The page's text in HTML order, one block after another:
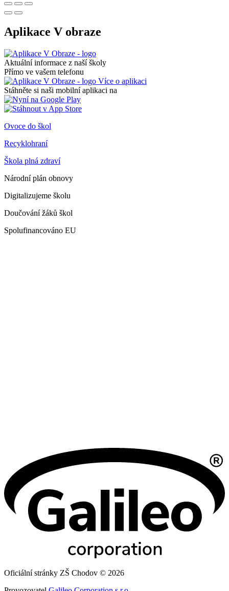
Aplikace V obraze
Aktuální informace z naší školy
Přímo ve vašem telefonu
Více o aplikaci
Stáhněte si naši mobilní aplikaci na
Ovoce do škol
Recyklohraní
Škola plná zdraví
Národní plán obnovy
Digitalizujeme školu
Doučování žáků škol
Spolufinancováno EU
Oficiální stránky ZŠ Chodov © 2026